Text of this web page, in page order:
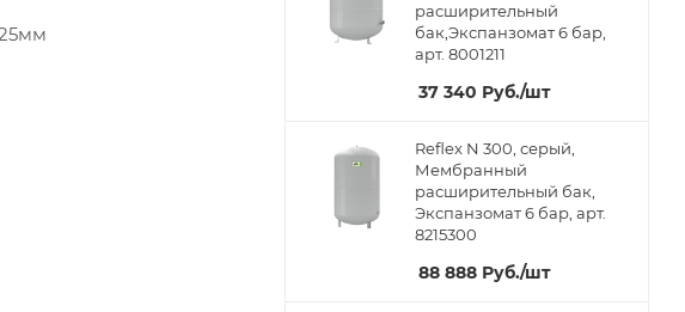
расширительный
бак,Экспанзомат 6 бар,
арт. 8001211
37 340 Руб./шт
Reflex N 300, серый,
Мембранный
расширительный бак,
Экспанзомат 6 бар, арт.
8215300
88 888 Руб./шт